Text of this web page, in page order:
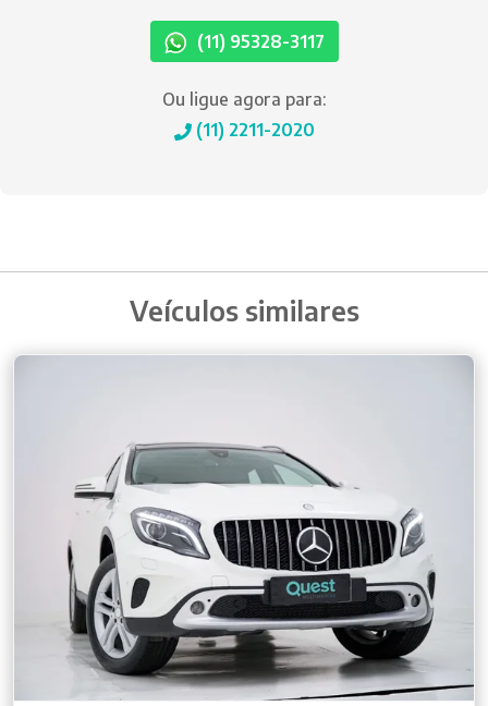
(11) 95328-3117
Ou ligue agora para:
(11) 2211-2020
Veículos similares